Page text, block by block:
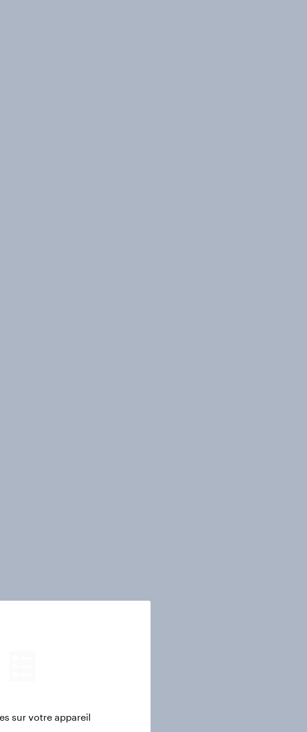
sur votre appareil